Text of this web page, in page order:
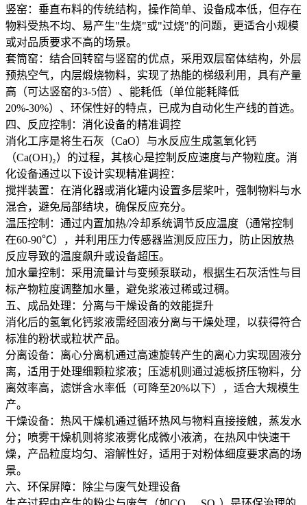
竖窑：垂直布料的传统结构，操作简单、设备成本低，但存在
物料受热不均、易产生"生烧"或"过烧"的问题，更适合小规模
或对品质要求不高的场景。
套筒窑：结合回转窑与竖窑的优点，采用双层窑体结构，外层
预热空气，内层煅烧物料，实现了热能的梯级利用，具有产量
高（可达竖窑的3-5倍）、能耗低（单位能耗降低
20%-30%）、环保性好的特点，已成为自动化生产线的首选。
四、反应控制：消化设备的精准调控
消化工序是将生石灰（CaO）与水反应生成氢氧化钙
（Ca(OH)₂）的过程，其核心是控制反应速度与产物粒度。消
化设备通过以下设计实现精准调控：
搅拌装置：在消化器或消化罐内设置多层桨叶，强制物料与水
混合，避免局部结块，确保反应充分。
温压控制：通过内置加热/冷却系统调节反应温度（通常控制
在60-90℃），并利用压力传感器监测反应压力，防止因放热
反应导致的温度飙升或设备超压。
加水量控制：采用流量计与变频泵联动，根据生石灰活性与目
标产物粒度调整加水量，避免浆液过稀或过稠。
五、成品处理：分离与干燥设备的效能提升
消化后的氢氧化钙浆液需经固液分离与干燥处理，以获得符合
标准的粉状或粒状产品。
分离设备：离心分离机通过高速旋转产生的离心力实现固液分
离，适用于处理细颗粒浆液；压滤机则通过滤板挤压物料，分
离效率高，滤饼含水率低（可降至20%以下），适合大规模生
产。
干燥设备：热风干燥机通过循环热风与物料直接接触，蒸发水
分；喷雾干燥机则将浆液雾化成微小液滴，在热风中快速干
燥，产品粒度均匀、溶解性好，适用于对粉体细度要求高的场
景。
六、环保屏障：除尘与废气处理设备